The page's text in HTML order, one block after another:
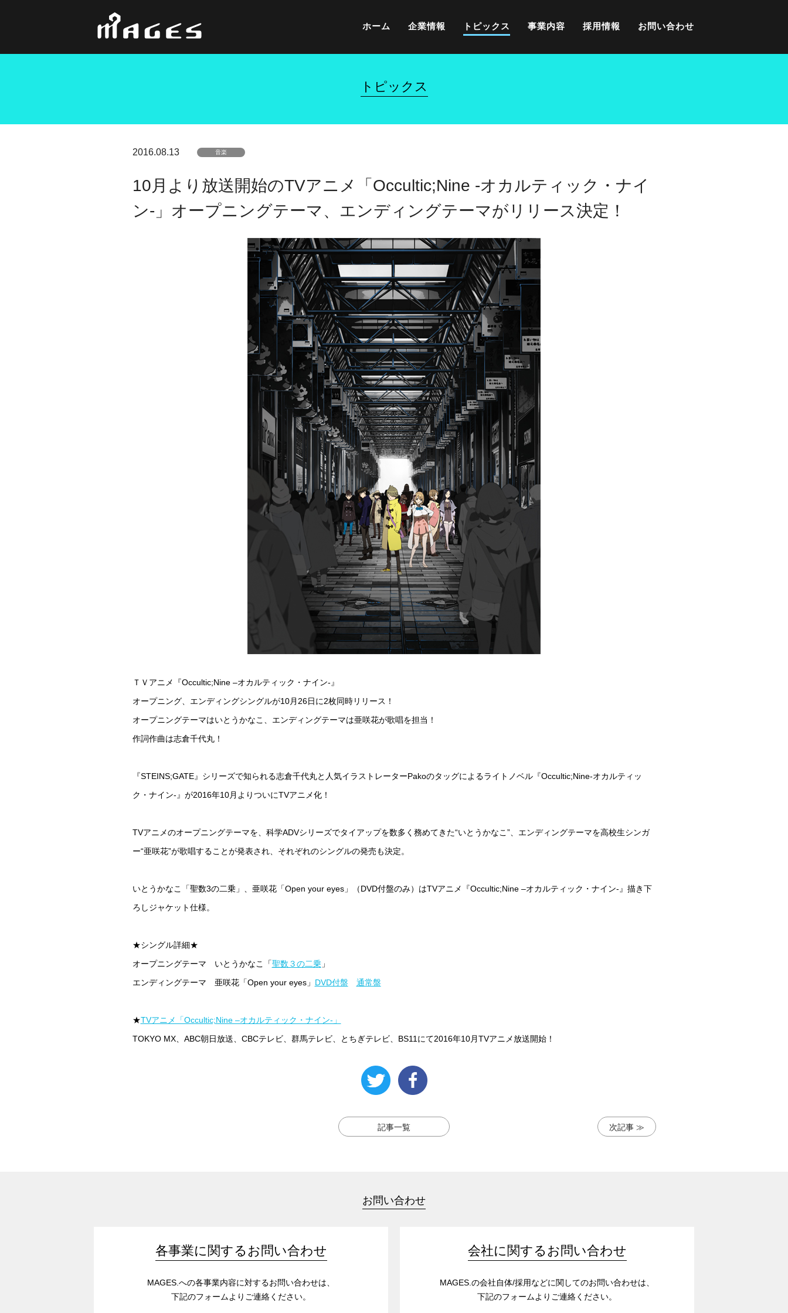
ホーム 企業情報 トピックス 事業内容 採用情報 お問い合わせ
トピックス
2016.08.13 音楽
10月より放送開始のTVアニメ「Occultic;Nine -オカルティック・ナイ
ン-」オープニングテーマ、エンディングテーマがリリース決定！
ＴＶアニメ『Occultic;Nine –オカルティック・ナイン-』
オープニング、エンディングシングルが10月26日に2枚同時リリース！
オープニングテーマはいとうかなこ、エンディングテーマは亜咲花が歌唱を担当！
作詞作曲は志倉千代丸！
『STEINS;GATE』シリーズで知られる志倉千代丸と人気イラストレーターPakoのタッグによるライトノベル『Occultic;Nine-オカルティッ
ク・ナイン-』が2016年10月よりついにTVアニメ化！
TVアニメのオープニングテーマを、科学ADVシリーズでタイアップを数多く務めてきた“いとうかなこ”、エンディングテーマを高校生シンガ
ー“亜咲花”が歌唱することが発表され、それぞれのシングルの発売も決定。
いとうかなこ「聖数3の二乗」、亜咲花「Open your eyes」（DVD付盤のみ）はTVアニメ『Occultic;Nine –オカルティック・ナイン-』描き下
ろしジャケット仕様。
★シングル詳細★
オープニングテーマ いとうかなこ「聖数３の二乗」
エンディングテーマ 亜咲花「Open your eyes」 DVD付盤 通常盤
★TVアニメ「Occultic;Nine –オカルティック・ナイン-」
TOKYO MX、 ABC朝日放送、CBCテレビ、群馬テレビ、とちぎテレビ、BS11にて2016年10月TVアニメ放送開始！
記事一覧 次記事 ≫
お問い合わせ
各事業に関するお問い合わせ
MAGES.への各事業内容に対するお問い合わせは、
下記のフォームよりご連絡ください。
会社に関するお問い合わせ
MAGES.の会社自体/採用などに関してのお問い合わせは、
下記のフォームよりご連絡ください。